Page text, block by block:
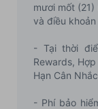
mươi mốt
và điều khoản
- Tại thời
Rewards,
Hạn Cân
- Phí bảo